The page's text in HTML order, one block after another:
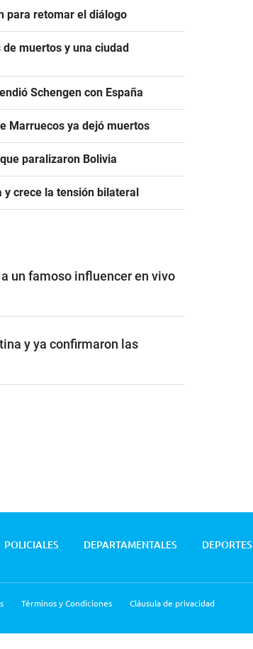
para retomar el diálogo
muertos y una ciudad
Schengen con España
Marruecos ya dejó muertos
paralizaron Bolivia
y crece la tensión bilateral
un famoso influencer en vivo
y ya confirmaron las
POLICIALES DEPARTAMENTALES DEPORTES
Términos y Condiciones Cláusula de privacidad